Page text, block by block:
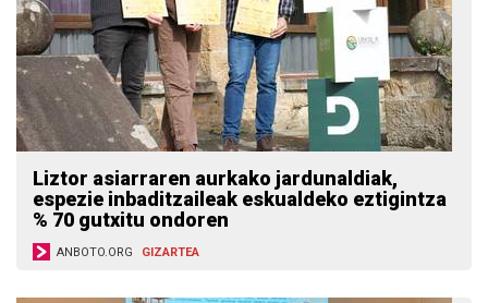
Liztor asiarraren aurkako jardunaldiak,
espezie inbaditzaileak eskualdeko eztigintza
% 70 gutxitu ondoren
ANBOTO.ORG GIZARTEA